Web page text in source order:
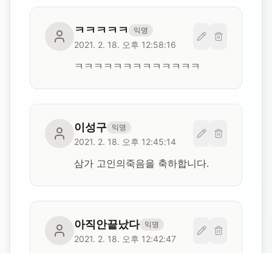
ㅋㅋㅋㅋㅋ 익명
2021. 2. 18. 오후 12:58:16
ㅋㅋㅋㅋㅋㅋㅋㅋㅋㅋㅋㅋㅋ
이성구 익명
2021. 2. 18. 오후 12:45:14
삼가 고인의죽음을 축하합니다.
아직안끝났다 익명
2021. 2. 18. 오후 12:42:47